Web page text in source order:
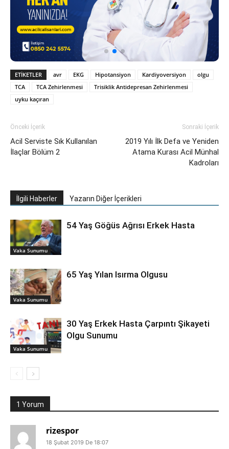
ETIKETLER avr EKG Hipotansiyon Kardiyoversiyon
olgu
TCA
TCA Zehirlenmesi
Trisiklik Antidepresan Zehirlenmesi
uyku kaçıran
Önceki İçerik
Acil Serviste Sık Kullanılan
İlaçlar Bölüm 2
Sonraki İçerik
2019 Yılı İlk Defa ve Yeniden
Atama Kurası Acil Münhal
Kadroları
İlgili Haberler Yazarın Diğer İçerikleri
Vaka Sunumu
54 Yaş Göğüs Ağrısı Erkek Hasta
Vaka Sunumu
65 Yaş Yılan Isırma Olgusu
Vaka Sunumu
30 Yaş Erkek Hasta Çarpıntı Şikayeti
Olgu Sunumu
1 Yorum
rizespor
18 Şubat 2019 De 18:07